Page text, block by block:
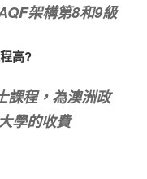
架構第8和9級
高?
課程，為澳洲政
學的收費